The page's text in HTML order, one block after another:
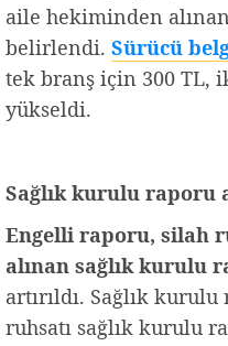
aile hekiminden
belirlendi. Sürücü
tek branş için 300 TL,
yükseldi.
Sağlık kurulu raporu
Engelli raporu, silah
alınan sağlık kurulu
artırıldı. Sağlık
ruhsatı sağlık kurulu